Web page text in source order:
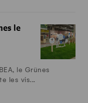
le
le Grünes
les vis...